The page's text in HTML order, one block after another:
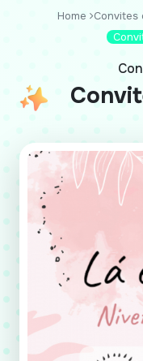
Home Convites